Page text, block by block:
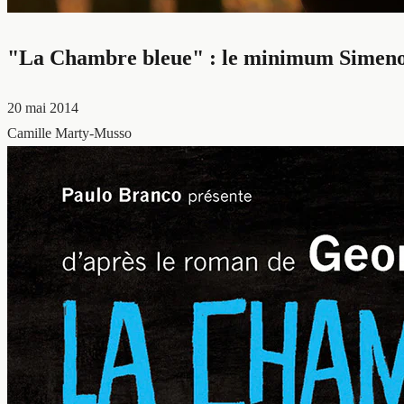
"La Chambre bleue" : le minimum
20 mai 2014
Camille Marty-Musso